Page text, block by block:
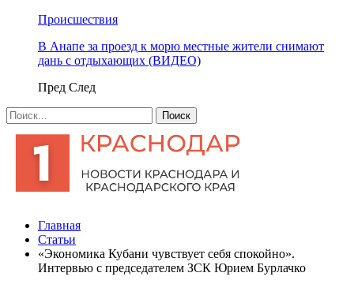
Происшествия
В Анапе за проезд к морю местные жители снимают
дань с отдыхающих (ВИДЕО)
Пред След
Главная
Статьи
«Экономика Кубани чувствует себя спокойно».
Интервью с председателем ЗСК Юрием Бурлачко